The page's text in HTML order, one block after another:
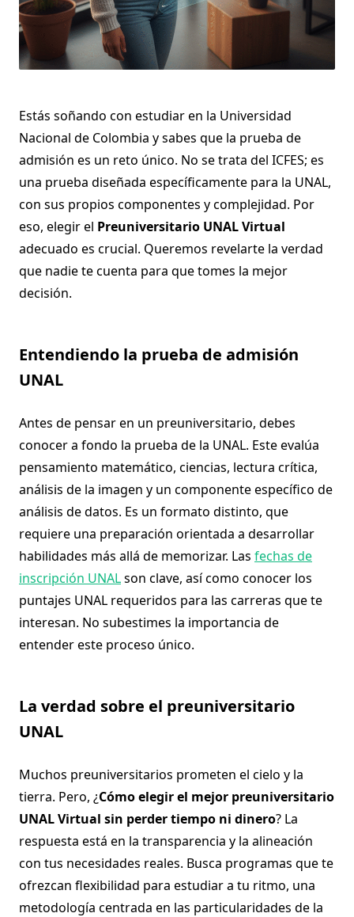
Estás soñando con estudiar en la Universidad
Nacional de Colombia y sabes que la prueba de
admisión es un reto único. No se trata del ICFES; es
una prueba diseñada específicamente para la UNAL,
con sus propios componentes y complejidad. Por
eso, elegir el Preuniversitario UNAL Virtual
adecuado es crucial. Queremos revelarte la verdad
que nadie te cuenta para que tomes la mejor
decisión.
Entendiendo la prueba de admisión
UNAL
Antes de pensar en un preuniversitario, debes
conocer a fondo la prueba de la UNAL. Este evalúa
pensamiento matemático, ciencias, lectura crítica,
análisis de la imagen y un componente específico de
análisis de datos. Es un formato distinto, que
requiere una preparación orientada a desarrollar
habilidades más allá de memorizar. Las fechas de
inscripción UNALson clave, así como conocer los
puntajes UNAL requeridos para las carreras que te
interesan. No subestimes la importancia de
entender este proceso único.
La verdad sobre el preuniversitario
UNAL
Muchos preuniversitarios prometen el cielo y la
tierra. Pero, ¿Cómo elegir el mejor preuniversitario
UNAL Virtual sin perder tiempo ni dinero? La
respuesta está en la transparencia y la alineación
con tus necesidades reales. Busca programas que te
ofrezcan flexibilidad para estudiar a tu ritmo, una
metodología centrada en las particularidades de la